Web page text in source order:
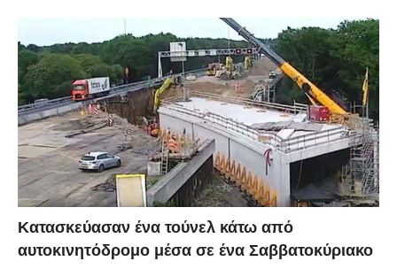
Κατασκεύασαν ένα τούνελ κάτω από
αυτοκινητόδρομο μέσα σε ένα Σαββατοκύριακο